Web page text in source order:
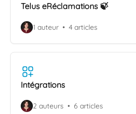
Telus eRéclamations 🍃
1 auteur 4 articles
Intégrations
2 auteurs 6 articles